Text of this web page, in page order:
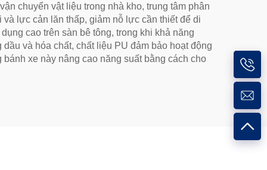
chuyển vật liệu trong nhà kho, trung tâm phân
lực cản lăn thấp, giảm nỗ lực cần thiết để di
cao trên sàn bê tông, trong khi khả năng
và hóa chất, chất liệu PU đảm bảo hoạt động
xe này nâng cao năng suất bằng cách cho